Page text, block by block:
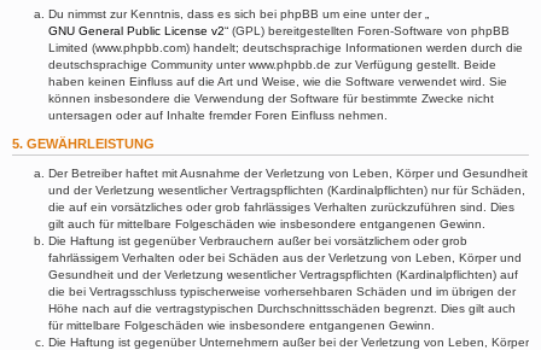
Du nimmst zur Kenntnis, dass es sich bei phpBB um eine unter der „
GNU General Public License v2“ (GPL) bereitgestellten Foren-Software von phpBB
Limited (www.phpbb.com) handelt; deutschsprachige Informationen werden durch die
deutschsprachige Community unter www.phpbb.de zur Verfügung gestellt. Beide
haben keinen Einfluss auf die Art und Weise, wie die Software verwendet wird. Sie
können insbesondere die Verwendung der Software für bestimmte Zwecke nicht
untersagen oder auf Inhalte fremder Foren Einfluss nehmen.
5. GEWÄHRLEISTUNG
Der Betreiber haftet mit Ausnahme der Verletzung von Leben, Körper und Gesundheit
und der Verletzung wesentlicher Vertragspflichten (Kardinalpflichten) nur für Schäden,
die auf ein vorsätzliches oder grob fahrlässiges Verhalten zurückzuführen sind. Dies
gilt auch für mittelbare Folgeschäden wie insbesondere entgangenen Gewinn.
Die Haftung ist gegenüber Verbrauchern außer bei vorsätzlichem oder grob
fahrlässigem Verhalten oder bei Schäden aus der Verletzung von Leben, Körper und
Gesundheit und der Verletzung wesentlicher Vertragspflichten (Kardinalpflichten) auf
die bei Vertragsschluss typischerweise vorhersehbaren Schäden und im übrigen der
Höhe nach auf die vertragstypischen Durchschnittsschäden begrenzt. Dies gilt auch
für mittelbare Folgeschäden wie insbesondere entgangenen Gewinn.
Die Haftung ist gegenüber Unternehmern außer bei der Verletzung von Leben, Körper